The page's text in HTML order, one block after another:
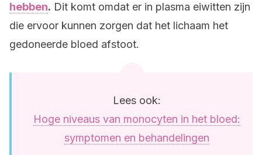
hebben. Dit komt omdat er in plasma eiwitten zijn
die ervoor kunnen zorgen dat het lichaam het
gedoneerde bloed afstoot.
Lees ook:
Hoge niveaus van monocyten in het bloed:
symptomen en behandelingen